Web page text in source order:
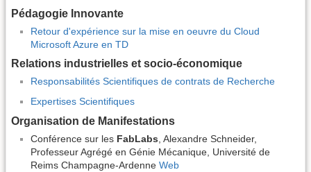
Pédagogie Innovante
Retour d'expérience sur la mise en oeuvre du Cloud
Microsoft Azure en TD
Relations industrielles et socio-économique
Responsabilités Scientifiques de contrats de Recherche
Expertises Scientifiques
Organisation de Manifestations
Conférence sur les FabLabs , Alexandre Schneider,
Professeur Agrégé en Génie Mécanique, Université de
Reims Champagne-Ardenne Web